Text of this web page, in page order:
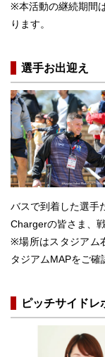
※本活動の継続期間
ります。
選手お出迎え
バスで到着した選手
Chargerの皆さま、
※場所はスタジアム
タジアムMAPをご確
ピッチサイドレ